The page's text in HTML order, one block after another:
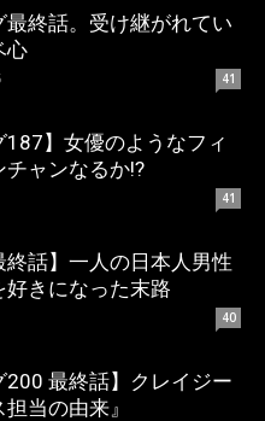
最終話。受け継がれてい
心
41
187】女優のようなフィ
チャンなるか!?
41
終話】一人の日本人男性
好きになった末路
40
200 最終話】クレイジー
当の由来』